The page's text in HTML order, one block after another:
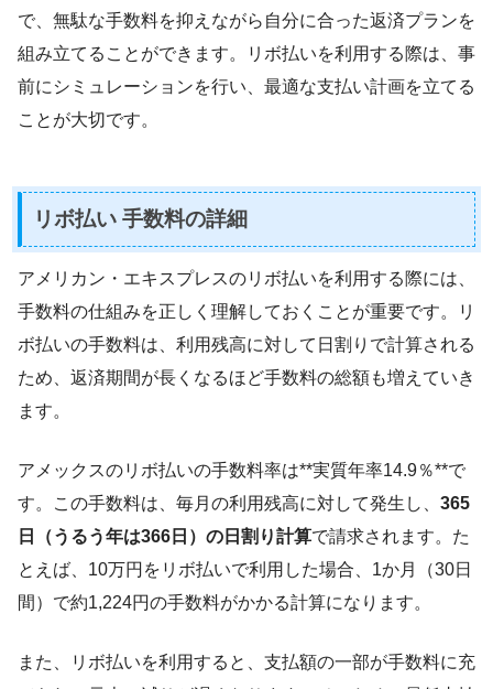
で、無駄な手数料を抑えながら自分に合った返済プランを
組み立てることができます。リボ払いを利用する際は、事
前にシミュレーションを行い、最適な支払い計画を立てる
ことが大切です。
リボ払い 手数料の詳細
アメリカン・エキスプレスのリボ払いを利用する際には、
手数料の仕組みを正しく理解しておくことが重要です。リ
ボ払いの手数料は、利用残高に対して日割りで計算される
ため、返済期間が長くなるほど手数料の総額も増えていき
ます。
アメックスのリボ払いの手数料率は**実質年率14.9％**で
す。この手数料は、毎月の利用残高に対して発生し、 365
日（うるう年は366日）の日割り計算で請求されます。た
とえば、10万円をリボ払いで利用した場合、1か月（30日
間）で約1,224円の手数料がかかる計算になります。
また、リボ払いを利用すると、支払額の一部が手数料に充